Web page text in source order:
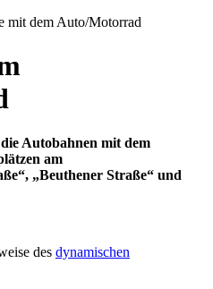
mit dem Auto/Motorrad
Autobahnen mit dem
am
„Beuthener Straße“ und
des dynamischen